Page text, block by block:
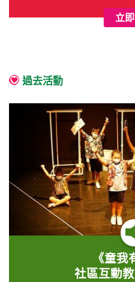
立
過去活動
《童我
社區互動